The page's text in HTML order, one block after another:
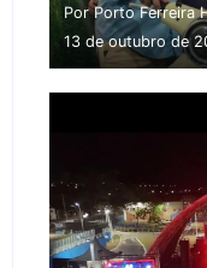
Por Porto Ferreira
13 de outubro de